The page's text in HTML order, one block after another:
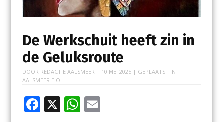
De Werkschuit heeft zin in
de Geluksroute
DOOR REDACTIE AALSMEER | 10 MEI 2025| GEPLAATST IN
AALSMEER E.O.
F X W E